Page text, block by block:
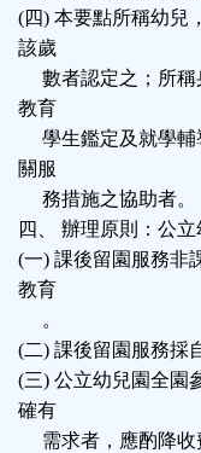
(四) 本要點所稱幼兒
該歲
數者認定之；所稱
教育
學生鑑定及就學輔
關服
務措施之協助者。
四、 辦理原則：公
(一) 課後留園服務非
教育
。
(二) 課後留園服務採
(三) 公立幼兒園全園
確有
需求者，應酌降收